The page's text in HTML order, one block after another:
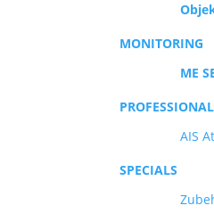
MONITORING
ME
PROFESSIONAL
AIS
SPECIALS